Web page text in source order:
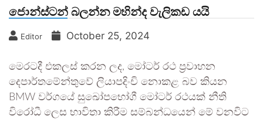
ජොන්ස්ටන් බලන්න මහින්ද වැලිකඩ යයි
Editor October 25, 2024
මෙරටදී එකලස් කරන ලද, මෝටර් රථ ප්‍රවාහන
දෙපාර්තමේන්තුවේ ලියාපදිංචි නොකළ බව කියන
BMW වර්ගයේ සුඛෝපභෝගී මෝටර් රථයක් නීති
විරෝධී ලෙස භාවිතා කිරීම සම්බන්ධයෙන් මේ වනවිට